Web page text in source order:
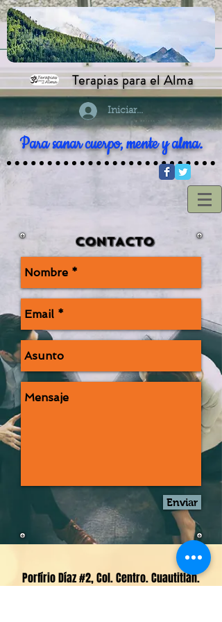
Terapias para el Alma
Iniciar sesión
Para sanar cuerpo, mente y alma.
CONTACTO
Enviar
Porfírio Díaz #2,Col. Centro. Cuautitlán.